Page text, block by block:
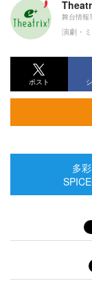
舞台情報
演劇・
ポスト
多